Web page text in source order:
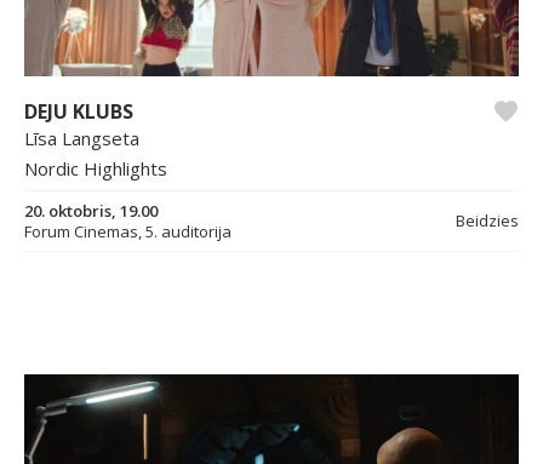
DEJU KLUBS
Līsa Langseta
Nordic Highlights
20. oktobris, 19.00
Forum Cinemas, 5. auditorija
Beidzies